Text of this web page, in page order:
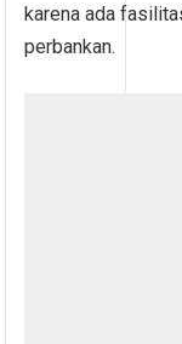
karena ada
perbankan.